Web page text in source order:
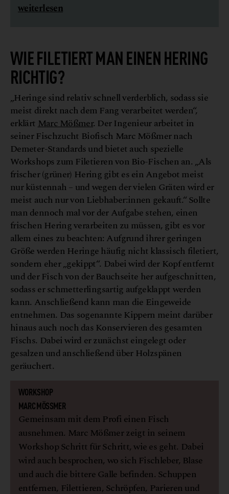
weiterlesen
WIE FILETIERT MAN EINEN HERING
RICHTIG?
„Heringe sind relativ schnell verderblich, sodass sie
meist direkt nach dem Fang verarbeitet werden“,
erklärtMarc Mößmer. Der Ingenieur arbeitet in
seiner Fischzucht Biofisch Marc Mößmer nach
Demeter-Standards und bietet auch spezielle
Workshops zum Filetieren von Bio-Fischen an. „Als
frischer (grüner) Hering gibt es ein Angebot meist
nur küstennah – und wegen der vielen Gräten wird er
meist auch nur von Liebhaber:innen gekauft.“ Sollte
man dennoch mal vor der Aufgabe stehen, einen
frischen Hering verarbeiten zu müssen, gibt es vor
allem eines zu beachten: Aufgrund ihrer geringen
Größe werden Heringe häufig nicht klassisch filetiert,
sondern eher „gekippt“. Dabei wird der Kopf entfernt
und der Fisch von der Bauchseite her aufgeschnitten,
sodass er schmetterlingsartig aufgeklappt werden
kann. Anschließend kann man die Eingeweide
entnehmen. Das sogenannte Kippern meint darüber
hinaus auch noch das Konservieren des gesamten
Fischs. Dabei wird er zunächst eingelegt oder
gesalzen und anschließend über Holzspänen
geräuchert.
WORKSHOP
MARC MÖSSMER
Gemeinsam mit dem Profi einen Fisch
ausnehmen. Marc Mößmer zeigt in seinem
Workshop Schritt für Schritt, wie es geht. Dabei
wird auch besprochen, wo sich Fischleber, Blase
und auch die bittere Galle befinden. Schuppen
entfernen, Filettieren, Schröpfen, Parieren und